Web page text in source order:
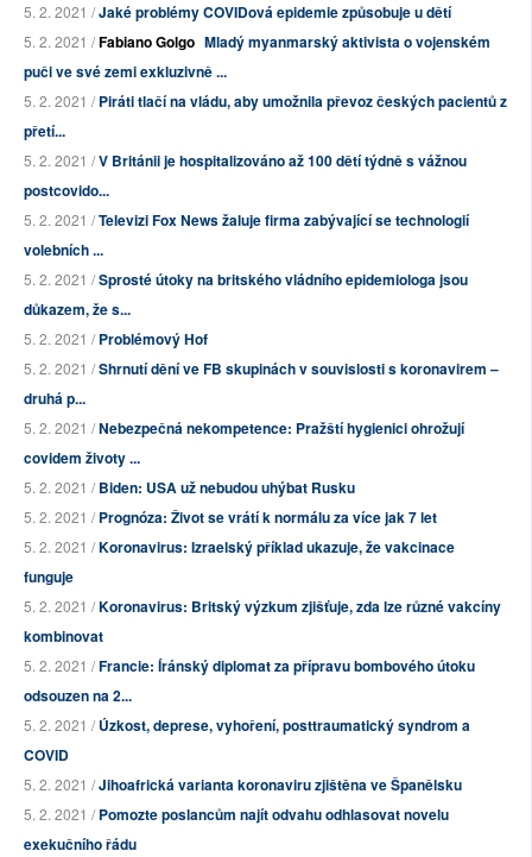
5. 2. 2021 /Jaké problémy COVIDová epidemie způsobuje u dětí
5. 2. 2021 /Fabiano Golgo Mladý myanmarský aktivista o vojenském
puči ve své zemi exkluzivně ...
5. 2. 2021 /Piráti tlačí na vládu, aby umožnila převoz českých pacientů z
přetí...
5. 2. 2021 /V Británii je hospitalizováno až 100 dětí týdně s vážnou
postcovido...
5. 2. 2021 /Televizi Fox News žaluje firma zabývající se technologií
volebních ...
5. 2. 2021 /Sprosté útoky na britského vládního epidemiologa jsou
důkazem, že s...
5. 2. 2021 /Problémový Hof
5. 2. 2021 /Shrnutí dění ve FB skupinách v souvislosti s koronavirem –
druhá p...
5. 2. 2021 /Nebezpečná nekompetence: Pražští hygienici ohrožují
covidem životy ...
5. 2. 2021 /Biden: USA už nebudou uhýbat Rusku
5. 2. 2021 /Prognóza: Život se vrátí k normálu za více jak 7 let
5. 2. 2021 /Koronavirus: Izraelský příklad ukazuje, že vakcinace
funguje
5. 2. 2021 /Koronavirus: Britský výzkum zjišťuje, zda lze různé vakcíny
kombinovat
5. 2. 2021 /Francie: Íránský diplomat za přípravu bombového útoku
odsouzen na 2...
5. 2. 2021 /Úzkost, deprese, vyhoření, posttraumatický syndrom a
COVID
5. 2. 2021 /Jihoafrická varianta koronaviru zjištěna ve Španělsku
5. 2. 2021 /Pomozte poslancům najít odvahu odhlasovat novelu
exekučního řádu